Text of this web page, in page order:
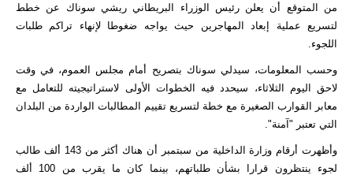
من المتوقع أن يعلن رئيس الوزراء البريطاني ريشي سوناك عن خطط
لتسريع عملية إبعاد المهاجرين حيث يواجه ضغوطا لإنهاء تراكم طلبات
اللجوء.
وحسب المعلومات، سيدلي سوناك بتصريح أمام مجلس العموم، في وقت
لاحق اليوم الثلاثاء، سيحدد فيه الخطوات الأولى لاستراتيجيته للتعامل مع
معابر القوارب الصغيرة مع خطة لتسريع تقييم المطالبات الواردة من البلدان
التي تعتبر "آمنة".
وأظهرت أرقام وزارة الداخلية من سبتمبر أن هناك أكثر من 143 ألف طالب
لجوء ينتظرون قرارا بشأن طلباتهم، بينما كان ما يقرب من 100 ألف